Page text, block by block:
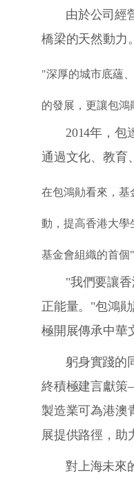
由於公司經
橋梁的天然動力。
"深厚的城市底蘊
的發展，更讓包
2014年，包
通過文化、教育
在包鴻勛看來，基
動，提高香港大學
基金會組織的首
"我們要讓
正能量。"包鴻
極開展傳承中華
躬身實踐的
終積極建言獻策
製造業可為港澳
展提供路徑，助
對上海未來